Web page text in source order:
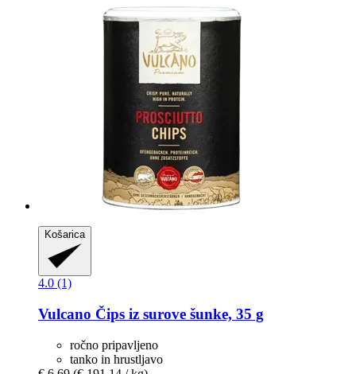
Košarica
4.0 (1)
Vulcano Čips iz surove šunke, 35 g
ročno pripavljeno
tanko in hrustljavo